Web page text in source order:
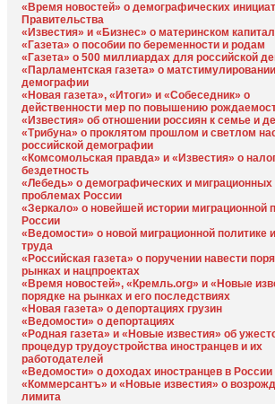
«Время новостей» о демографических
Правительства
«Известия» и «Бизнес» о материнском
«Газета» о пособии по беременности и родам
«Газета» о 500 миллиардах для российской
«Парламентская газета» о
демографии
«Новая газета», «Итоги» и «Собеседник» о
действенности мер по повышению
«Известия» об отношении россиян к семье и
«Трибуна» о проклятом прошлом и светлом
российской демографии
«Комсомольская правда» и «Известия» о
бездетность
«Лебедь» о демографических и миграционных
проблемах России
«Зеркало» о новейшей истории миграционной
России
«Ведомости» о новой миграционной политике
труда
«Российская газета» о поручении навести
рынках и нацпроектах
«Время новостей», «Кремль.org» и «Новые
порядке на рынках и его последствиях
«Новая газета» о депортациях грузин
«Ведомости» о депортациях
«Родная газета» и «Новые известия» об
процедур трудоустройства иностранцев и их
работодателей
«Ведомости» о доходах иностранцев в России
«Коммерсантъ» и «Новые известия» о
лимита